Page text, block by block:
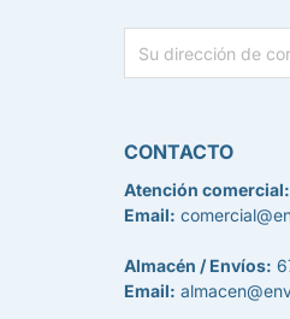
CONTACTO
Atención comercial:
Email:
Almacén / Envíos:
Email: